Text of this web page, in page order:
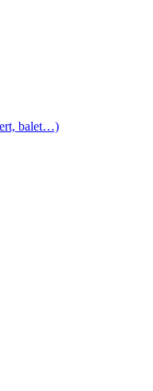
balet…)